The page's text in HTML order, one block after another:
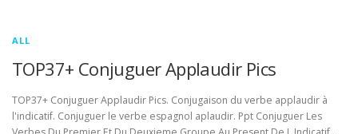
ALL
TOP37+ Conjuguer Applaudir Pics
TOP37+ Conjuguer Applaudir Pics. Conjugaison du verbe applaudir à
l'indicatif. Conjuguer le verbe espagnol aplaudir. Ppt Conjuguer Les